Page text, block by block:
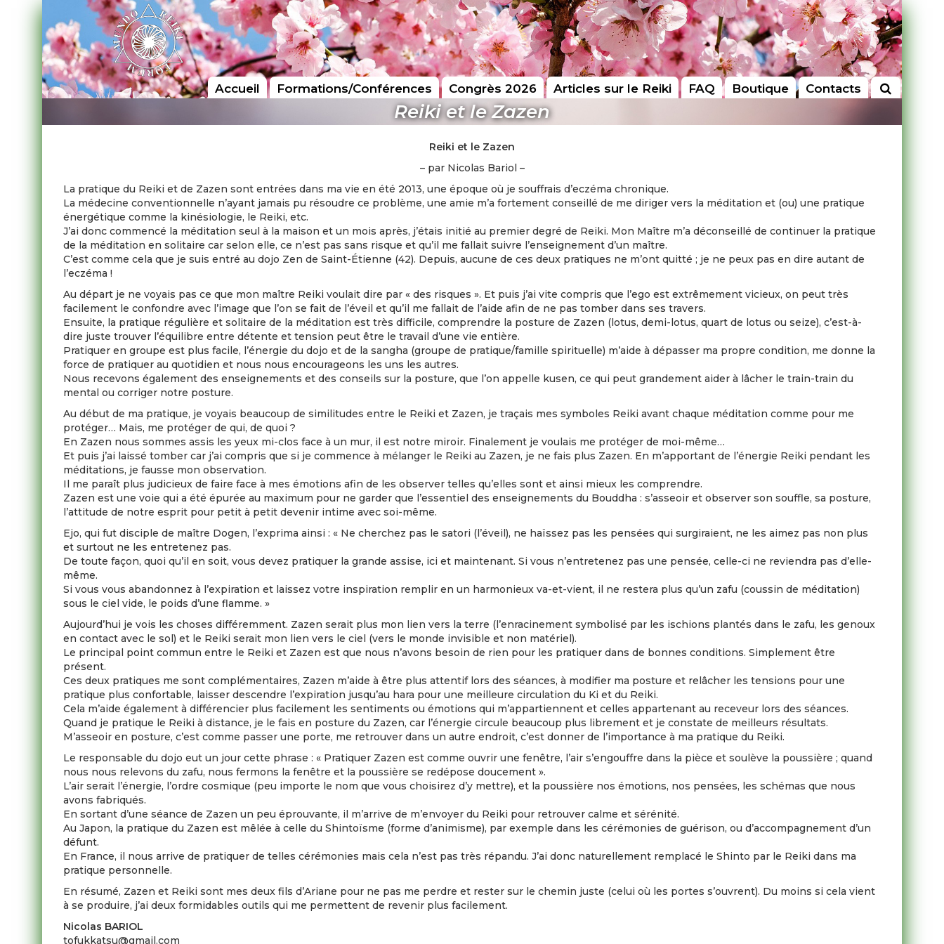
Accueil Formations/Conférences Congrès 2026 Articles sur le Reiki FAQ Boutique Contacts
Reiki et le Zazen
Reiki et le Zazen
– par Nicolas Bariol –
La pratique du Reiki et de Zazen sont entrées dans ma vie en été 2013, une époque où je souffrais d’eczéma chronique.
La médecine conventionnelle n’ayant jamais pu résoudre ce problème, une amie m’a fortement conseillé de me diriger vers la méditation et (ou) une pratique
énergétique comme la kinésiologie, le Reiki, etc.
J’ai donc commencé la méditation seul à la maison et un mois après, j’étais initié au premier degré de Reiki. Mon Maître m’a déconseillé de continuer la pratique
de la méditation en solitaire car selon elle, ce n’est pas sans risque et qu’il me fallait suivre l’enseignement d’un maître.
C’est comme cela que je suis entré au dojo Zen de Saint-Étienne (42). Depuis, aucune de ces deux pratiques ne m’ont quitté ; je ne peux pas en dire autant de
l’eczéma !
Au départ je ne voyais pas ce que mon maître Reiki voulait dire par « des risques ». Et puis j’ai vite compris que l’ego est extrêmement vicieux, on peut très
facilement le confondre avec l’image que l’on se fait de l’éveil et qu’il me fallait de l’aide afin de ne pas tomber dans ses travers.
Ensuite, la pratique régulière et solitaire de la méditation est très difficile, comprendre la posture de Zazen (lotus, demi-lotus, quart de lotus ou seize), c’est-à-
dire juste trouver l’équilibre entre détente et tension peut être le travail d’une vie entière.
Pratiquer en groupe est plus facile, l’énergie du dojo et de la sangha (groupe de pratique/famille spirituelle) m’aide à dépasser ma propre condition, me donne la
force de pratiquer au quotidien et nous nous encourageons les uns les autres.
Nous recevons également des enseignements et des conseils sur la posture, que l’on appelle kusen, ce qui peut grandement aider à lâcher le train-train du
mental ou corriger notre posture.
Au début de ma pratique, je voyais beaucoup de similitudes entre le Reiki et Zazen, je traçais mes symboles Reiki avant chaque méditation comme pour me
protéger… Mais, me protéger de qui, de quoi ?
En Zazen nous sommes assis les yeux mi-clos face à un mur, il est notre miroir. Finalement je voulais me protéger de moi-même…
Et puis j’ai laissé tomber car j’ai compris que si je commence à mélanger le Reiki au Zazen, je ne fais plus Zazen. En m’apportant de l’énergie Reiki pendant les
méditations, je fausse mon observation.
Il me paraît plus judicieux de faire face à mes émotions afin de les observer telles qu’elles sont et ainsi mieux les comprendre.
Zazen est une voie qui a été épurée au maximum pour ne garder que l’essentiel des enseignements du Bouddha : s’asseoir et observer son souffle, sa posture,
l’attitude de notre esprit pour petit à petit devenir intime avec soi-même.
Ejo, qui fut disciple de maître Dogen, l’exprima ainsi : « Ne cherchez pas le satori (l’éveil), ne haïssez pas les pensées qui surgiraient, ne les aimez pas non plus
et surtout ne les entretenez pas.
De toute façon, quoi qu’il en soit, vous devez pratiquer la grande assise, ici et maintenant. Si vous n’entretenez pas une pensée, celle-ci ne reviendra pas d’elle-
même.
Si vous vous abandonnez à l’expiration et laissez votre inspiration remplir en un harmonieux va-et-vient, il ne restera plus qu’un zafu (coussin de méditation)
sous le ciel vide, le poids d’une flamme. »
Aujourd’hui je vois les choses différemment. Zazen serait plus mon lien vers la terre (l’enracinement symbolisé par les ischions plantés dans le zafu, les genoux
en contact avec le sol) et le Reiki serait mon lien vers le ciel (vers le monde invisible et non matériel).
Le principal point commun entre le Reiki et Zazen est que nous n’avons besoin de rien pour les pratiquer dans de bonnes conditions. Simplement être
présent.
Ces deux pratiques me sont complémentaires, Zazen m’aide à être plus attentif lors des séances, à modifier ma posture et relâcher les tensions pour une
pratique plus confortable, laisser descendre l’expiration jusqu’au hara pour une meilleure circulation du Ki et du Reiki.
Cela m’aide également à différencier plus facilement les sentiments ou émotions qui m’appartiennent et celles appartenant au receveur lors des séances.
Quand je pratique le Reiki à distance, je le fais en posture du Zazen, car l’énergie circule beaucoup plus librement et je constate de meilleurs résultats.
M’asseoir en posture, c’est comme passer une porte, me retrouver dans un autre endroit, c’est donner de l’importance à ma pratique du Reiki.
Le responsable du dojo eut un jour cette phrase : « Pratiquer Zazen est comme ouvrir une fenêtre, l’air s’engouffre dans la pièce et soulève la poussière ; quand
nous nous relevons du zafu, nous fermons la fenêtre et la poussière se redépose doucement ».
L’air serait l’énergie, l’ordre cosmique (peu importe le nom que vous choisirez d’y mettre), et la poussière nos émotions, nos pensées, les schémas que nous
avons fabriqués.
En sortant d’une séance de Zazen un peu éprouvante, il m’arrive de m’envoyer du Reiki pour retrouver calme et sérénité.
Au Japon, la pratique du Zazen est mêlée à celle du Shintoïsme (forme d’animisme), par exemple dans les cérémonies de guérison, ou d’accompagnement d’un
défunt.
En France, il nous arrive de pratiquer de telles cérémonies mais cela n’est pas très répandu. J’ai donc naturellement remplacé le Shinto par le Reiki dans ma
pratique personnelle.
En résumé, Zazen et Reiki sont mes deux fils d’Ariane pour ne pas me perdre et rester sur le chemin juste (celui où les portes s’ouvrent). Du moins si cela vient
à se produire, j’ai deux formidables outils qui me permettent de revenir plus facilement.
Nicolas BARIOL
tofukkatsu@gmail.com